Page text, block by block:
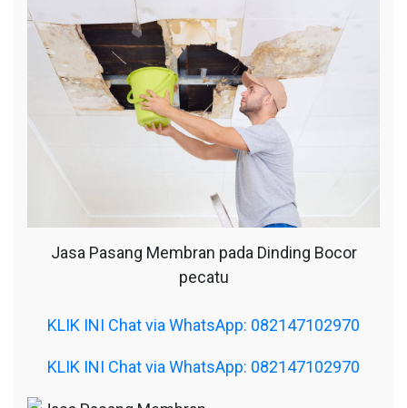
Jasa Pasang Membran pada Dinding Bocor
pecatu
KLIK INI Chat via WhatsApp: 082147102970
KLIK INI Chat via WhatsApp: 082147102970